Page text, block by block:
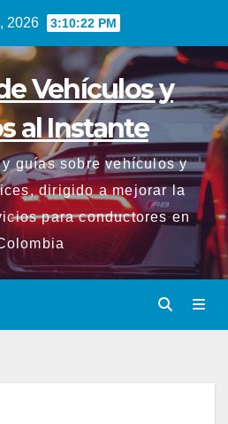
2026 3:10:23 PM
Vehículos y
al Instante
guías sobre vehículos y
dirigido a mejorar la
para conductores en